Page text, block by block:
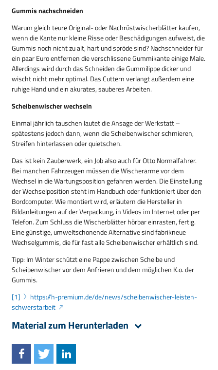
Gummis nachschneiden
Warum gleich teure Original- oder Nachrüstwischerblätter kaufen,
wenn die Kante nur kleine Risse oder Beschädigungen aufweist, die
Gummis noch nicht zu alt, hart und spröde sind? Nachschneider für
ein paar Euro entfernen die verschlissene Gummikante einige Male.
Allerdings wird durch das Schneiden die Gummilippe dicker und
wischt nicht mehr optimal. Das Cuttern verlangt außerdem eine
ruhige Hand und ein akurates, sauberes Arbeiten.
Scheibenwischer wechseln
Einmal jährlich tauschen lautet die Ansage der Werkstatt –
spätestens jedoch dann, wenn die Scheibenwischer schmieren,
Streifen hinterlassen oder quietschen.
Das ist kein Zauberwerk, ein Job also auch für Otto Normalfahrer.
Bei manchen Fahrzeugen müssen die Wischerarme vor dem
Wechsel in die Wartungsposition gefahren werden. Die Einstellung
der Wechselposition steht im Handbuch oder funktioniert über den
Bordcomputer. Wie montiert wird, erläutern die Hersteller in
Bildanleitungen auf der Verpackung, in Videos im Internet oder per
Telefon. Zum Schluss die Wischerblätter hörbar einrasten, fertig.
Eine günstige, umweltschonende Alternative sind fabrikneue
Wechselgummis, die für fast alle Scheibenwischer erhältlich sind.
Tipp: Im Winter schützt eine Pappe zwischen Scheibe und
Scheibenwischer vor dem Anfrieren und dem möglichen K.o. der
Gummis.
[1]
https://h-premium.de/de/news/scheibenwischer-leisten-
schwerstarbeit
Material zum Herunterladen